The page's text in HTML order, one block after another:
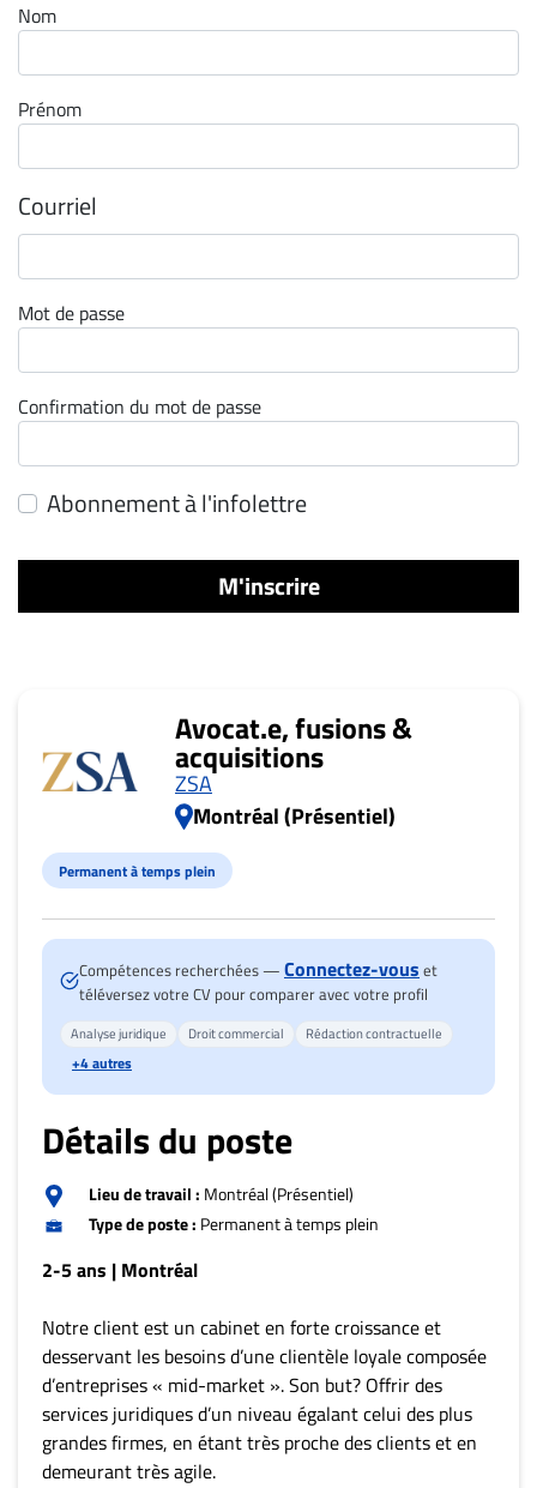
ET
JURISTES
Offres
Formation
Continue
Métiers
Scoop?
CABINETS
Espace
entreprises
Page
Publier
emploi
TROUVEZ-
Nous
À
propos
Infolettre
S’abonner
FAQ
confidentialité
Nom
Prénom
Courriel
Mot de passe
Confirmation du mot de passe
Abonnement à l'infolettre
M'inscrire
Avocat.e, fusions &
acquisitions
ZSA
Montréal (Présentiel)
Permanent à temps plein
Compétences recherchées — Connectez-vous et
téléversez votre CV pour comparer avec votre profil
Analyse juridique Droit commercial Rédaction contractuelle
+4 autres
Détails du poste
Lieu de travail : Montréal (Présentiel)
Type de poste : Permanent à temps plein
2-5 ans | Montréal
Notre client est un cabinet en forte croissance et
desservant les besoins d’une clientèle loyale composée
d’entreprises « mid-market ». Son but? Offrir des
services juridiques d’un niveau égalant celui des plus
grandes firmes, en étant très proche des clients et en
demeurant très agile.